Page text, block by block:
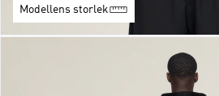
Modellens storlek